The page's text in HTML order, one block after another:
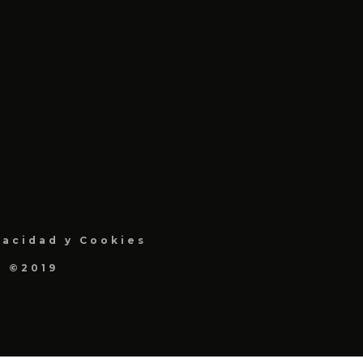
y Cookies